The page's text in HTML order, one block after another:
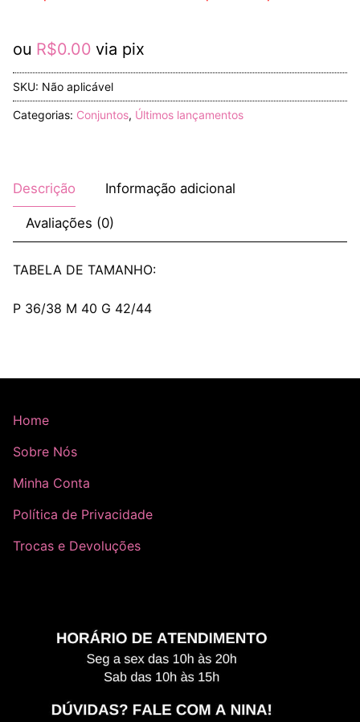
ou R$0.00 via pix
SKU: Não aplicável
Categorias: Conjuntos, Últimos lançamentos
Descrição Informação adicional
Avaliações (0)
TABELA DE TAMANHO:
P 36/38 M 40 G 42/44
Home
Sobre Nós
Minha Conta
Política de Privacidade
Trocas e Devoluções